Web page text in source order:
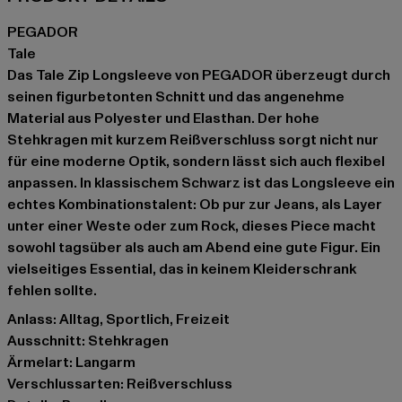
PEGADOR
Tale
Das Tale Zip Longsleeve von PEGADOR überzeugt durch
seinen figurbetonten Schnitt und das angenehme
Material aus Polyester und Elasthan. Der hohe
Stehkragen mit kurzem Reißverschluss sorgt nicht nur
für eine moderne Optik, sondern lässt sich auch flexibel
anpassen. In klassischem Schwarz ist das Longsleeve ein
echtes Kombinationstalent: Ob pur zur Jeans, als Layer
unter einer Weste oder zum Rock, dieses Piece macht
sowohl tagsüber als auch am Abend eine gute Figur. Ein
vielseitiges Essential, das in keinem Kleiderschrank
fehlen sollte.
Anlass: Alltag, Sportlich, Freizeit
Ausschnitt: Stehkragen
Ärmelart: Langarm
Verschlussarten: Reißverschluss